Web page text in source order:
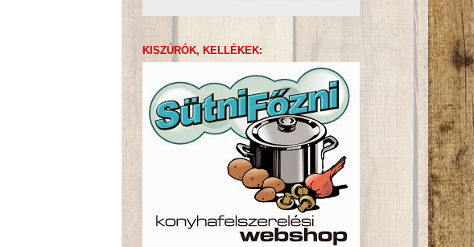
KISZÚRÓK, KELLÉKEK: